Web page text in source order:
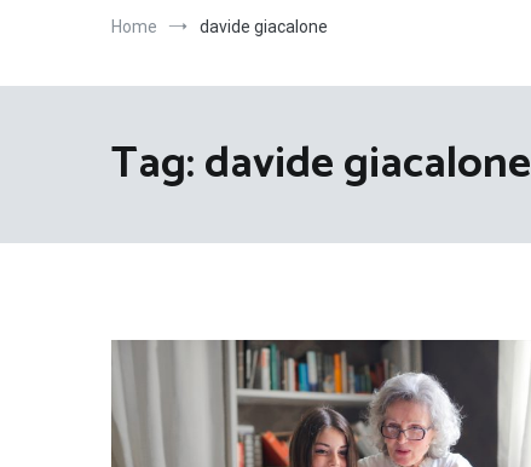
Home davide giacalone
Tag:davide giacalone